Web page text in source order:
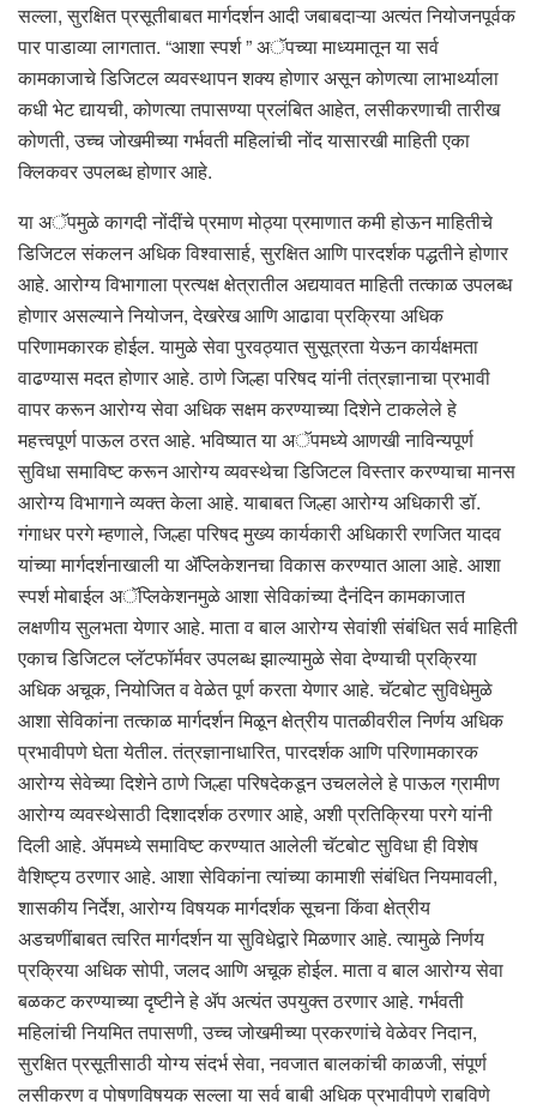
सल्ला, सुरक्षित प्रसूतीबाबत मार्गदर्शन आदी जबाबदाऱ्या अत्यंत नियोजनपूर्वक
पार पाडाव्या लागतात. “आशा स्पर्श ” अॅपच्या माध्यमातून या सर्व
कामकाजाचे डिजिटल व्यवस्थापन शक्य होणार असून कोणत्या लाभार्थ्याला
कधी भेट द्यायची, कोणत्या तपासण्या प्रलंबित आहेत, लसीकरणाची तारीख
कोणती, उच्च जोखमीच्या गर्भवती महिलांची नोंद यासारखी माहिती एका
क्लिकवर उपलब्ध होणार आहे.
या अॅपमुळे कागदी नोंदींचे प्रमाण मोठ्या प्रमाणात कमी होऊन माहितीचे
डिजिटल संकलन अधिक विश्वासार्ह, सुरक्षित आणि पारदर्शक पद्धतीने होणार
आहे. आरोग्य विभागाला प्रत्यक्ष क्षेत्रातील अद्ययावत माहिती तत्काळ उपलब्ध
होणार असल्याने नियोजन, देखरेख आणि आढावा प्रक्रिया अधिक
परिणामकारक होईल. यामुळे सेवा पुरवठ्यात सुसूत्रता येऊन कार्यक्षमता
वाढण्यास मदत होणार आहे. ठाणे जिल्हा परिषद यांनी तंत्रज्ञानाचा प्रभावी
वापर करून आरोग्य सेवा अधिक सक्षम करण्याच्या दिशेने टाकलेले हे
महत्त्वपूर्ण पाऊल ठरत आहे. भविष्यात या अॅपमध्ये आणखी नाविन्यपूर्ण
सुविधा समाविष्ट करून आरोग्य व्यवस्थेचा डिजिटल विस्तार करण्याचा मानस
आरोग्य विभागाने व्यक्त केला आहे. याबाबत जिल्हा आरोग्य अधिकारी डॉ.
गंगाधर परगे म्हणाले, जिल्हा परिषद मुख्य कार्यकारी अधिकारी रणजित यादव
यांच्या मार्गदर्शनाखाली या ॲप्लिकेशनचा विकास करण्यात आला आहे. आशा
स्पर्श मोबाईल अॅप्लिकेशनमुळे आशा सेविकांच्या दैनंदिन कामकाजात
लक्षणीय सुलभता येणार आहे. माता व बाल आरोग्य सेवांशी संबंधित सर्व माहिती
एकाच डिजिटल प्लॅटफॉर्मवर उपलब्ध झाल्यामुळे सेवा देण्याची प्रक्रिया
अधिक अचूक, नियोजित व वेळेत पूर्ण करता येणार आहे. चॅटबोट सुविधेमुळे
आशा सेविकांना तत्काळ मार्गदर्शन मिळून क्षेत्रीय पातळीवरील निर्णय अधिक
प्रभावीपणे घेता येतील. तंत्रज्ञानाधारित, पारदर्शक आणि परिणामकारक
आरोग्य सेवेच्या दिशेने ठाणे जिल्हा परिषदेकडून उचललेले हे पाऊल ग्रामीण
आरोग्य व्यवस्थेसाठी दिशादर्शक ठरणार आहे, अशी प्रतिक्रिया परगे यांनी
दिली आहे. ॲपमध्ये समाविष्ट करण्यात आलेली चॅटबोट सुविधा ही विशेष
वैशिष्ट्य ठरणार आहे. आशा सेविकांना त्यांच्या कामाशी संबंधित नियमावली,
शासकीय निर्देश, आरोग्य विषयक मार्गदर्शक सूचना किंवा क्षेत्रीय
अडचणींबाबत त्वरित मार्गदर्शन या सुविधेद्वारे मिळणार आहे. त्यामुळे निर्णय
प्रक्रिया अधिक सोपी, जलद आणि अचूक होईल. माता व बाल आरोग्य सेवा
बळकट करण्याच्या दृष्टीने हे ॲप अत्यंत उपयुक्त ठरणार आहे. गर्भवती
महिलांची नियमित तपासणी, उच्च जोखमीच्या प्रकरणांचे वेळेवर निदान,
सुरक्षित प्रसूतीसाठी योग्य संदर्भ सेवा, नवजात बालकांची काळजी, संपूर्ण
लसीकरण व पोषणविषयक सल्ला या सर्व बाबी अधिक प्रभावीपणे राबविणे